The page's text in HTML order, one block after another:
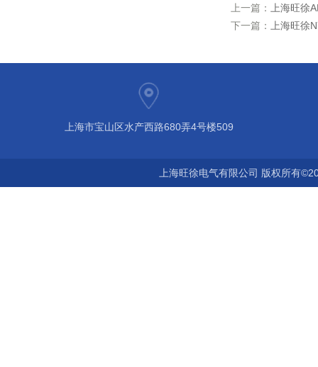
上一篇：
上海旺徐
下一篇：
上海旺徐
上海市宝山区水产西路680弄4号楼509
上海旺徐电气有限公司 版权所有